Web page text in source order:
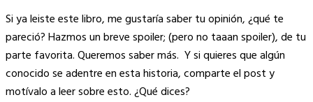
Si ya leiste este libro, me gustaría saber tu opinión, ¿qué te
pareció? Hazmos un breve spoiler; (pero no taaan spoiler), de tu
parte favorita. Queremos saber más. Y si quieres que algún
conocido se adentre en esta historia, comparte el post y
motívalo a leer sobre esto. ¿Qué dices?